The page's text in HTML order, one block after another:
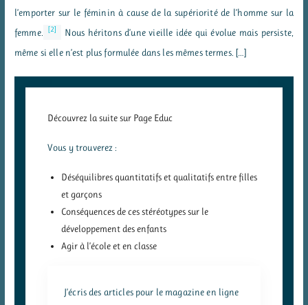
l’emporter sur le féminin à cause de la supériorité de l’homme sur la
femme.
[2]
Nous héritons d’une vieille idée qui évolue mais persiste,
même si elle n’est plus formulée dans les mêmes termes. […]
Découvrez la suite sur Page Educ
Vous y trouverez :
Déséquilibres quantitatifs et qualitatifs entre filles
et garçons
Conséquences de ces stéréotypes sur le
développement des enfants
Agir à l’école et en classe
J’écris des articles pour le magazine en ligne